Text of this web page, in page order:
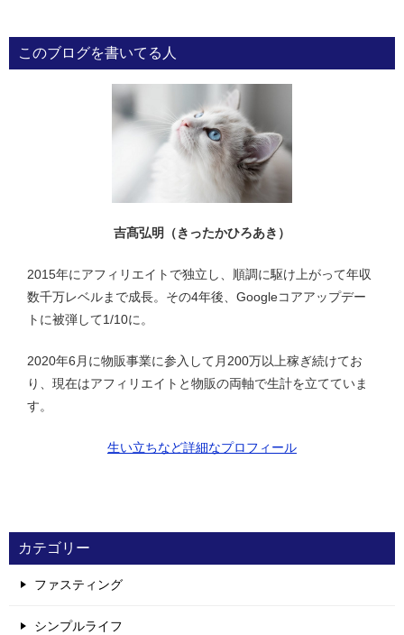
ビ
ゲ
このブログを書いてる人
吉髙弘明（きったかひろあき）
2015年にアフィリエイトで独立し、順調に駆け上がって年収
数千万レベルまで成長。その4年後、Googleコアアップデー
トに被弾して1/10に。
2020年6月に物販事業に参入して月200万以上稼ぎ続けてお
り、現在はアフィリエイトと物販の両軸で生計を立てていま
す。
生い立ちなど詳細なプロフィール
カテゴリー
ファスティング
シンプルライフ